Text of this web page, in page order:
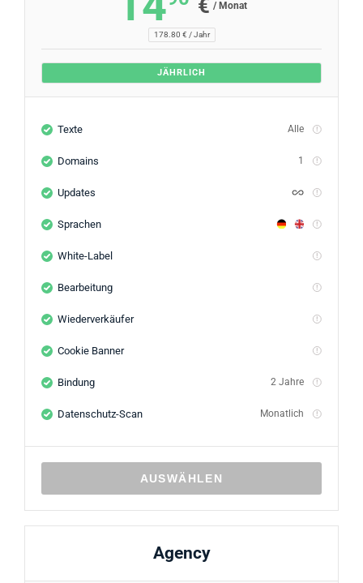
€ / Monat
178.80 € / Jahr
JÄHRLICH
Texte Alle
Domains 1
Updates
Sprachen
White-Label
Bearbeitung
Wiederverkäufer
Cookie Banner
Bindung 2 Jahre
Datenschutz-Scan Monatlich
AUSWÄHLEN
Agency